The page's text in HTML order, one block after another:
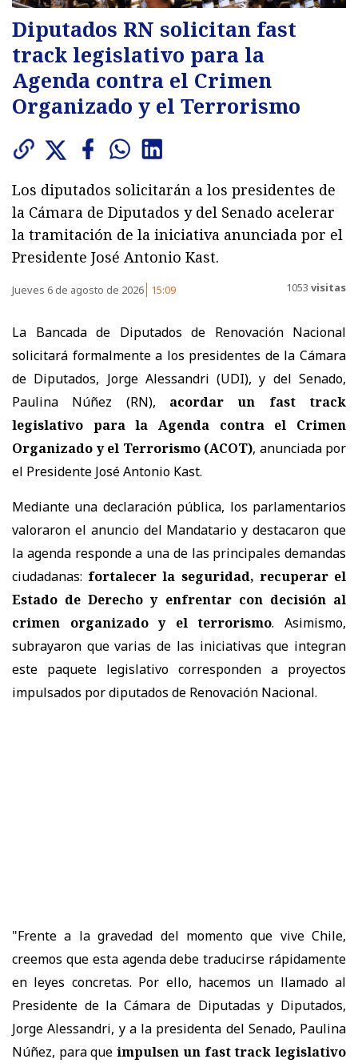
Diputados RN solicitan fast
track legislativo para la
Agenda contra el Crimen
Organizado y el Terrorismo
Los diputados solicitarán a los presidentes de
la Cámara de Diputados y del Senado acelerar
la tramitación de la iniciativa anunciada por el
Presidente José Antonio Kast.
Jueves 6 de agosto de 2026 15:09 1053 visitas
La Bancada de Diputados de Renovación Nacional
solicitará formalmente a los presidentes de la Cámara
de Diputados, Jorge Alessandri (UDI), y del Senado,
Paulina Núñez (RN), acordar un fast track
legislativo para la Agenda contra el Crimen
Organizado y el Terrorismo (ACOT), anunciada por
el Presidente José Antonio Kast.
Mediante una declaración pública, los parlamentarios
valoraron el anuncio del Mandatario y destacaron que
la agenda responde a una de las principales demandas
ciudadanas: fortalecer la seguridad, recuperar el
Estado de Derecho y enfrentar con decisión al
crimen organizado y el terrorismo. Asimismo,
subrayaron que varias de las iniciativas que integran
este paquete legislativo corresponden a proyectos
impulsados por diputados de Renovación Nacional.
"Frente a la gravedad del momento que vive Chile,
creemos que esta agenda debe traducirse rápidamente
en leyes concretas. Por ello, hacemos un llamado al
Presidente de la Cámara de Diputadas y Diputados,
Jorge Alessandri, y a la presidenta del Senado, Paulina
Núñez, para queimpulsen un fast track legislativo